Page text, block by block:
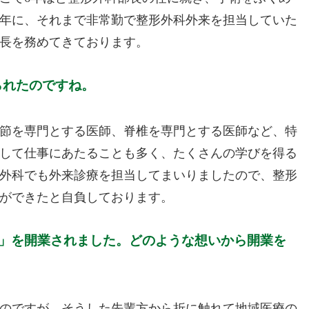
に、それまで非常勤で整形外科外来を担当していた
を務めてきております。
たのですね。
を専門とする医師、脊椎を専門とする医師など、特
て仕事にあたることも多く、たくさんの学びを得る
科でも外来診療を担当してまいりましたので、整形
できたと自負しております。
を開業されました。どのような想いから開業を